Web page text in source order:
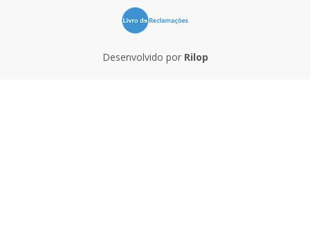
Desenvolvido por Rilop